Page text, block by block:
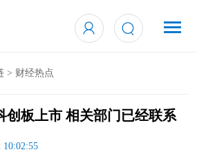
> 财经热点
创板上市 相关部门已经联系
10:02:55